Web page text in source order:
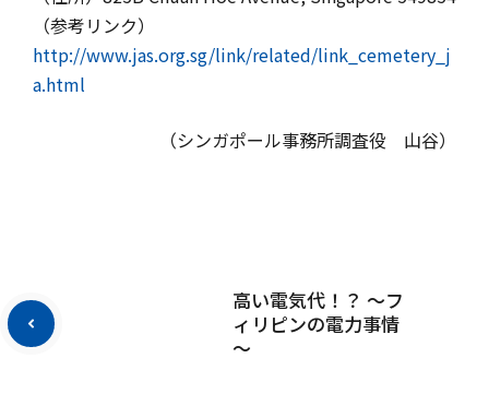
（参考リンク）
http://www.jas.org.sg/link/related/link_cemetery_j
a.html
（シンガポール事務所調査役 山谷）
高い電気代！？ ～フ
ィリピンの電力事情
～